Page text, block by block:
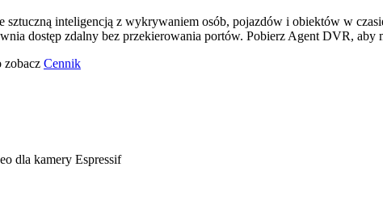
inteligencją z wykrywaniem osób, pojazdów i obiektów w
dostęp zdalny bez przekierowania portów. Pobierz Agent DVR, aby
zobacz Cennik
dla kamery Espressif